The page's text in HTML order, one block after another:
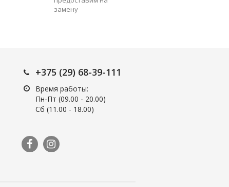
замену
+375 (29) 68-39-111
Время работы:
Пн-Пт (09.00 - 20.00)
Сб (11.00 - 18.00)